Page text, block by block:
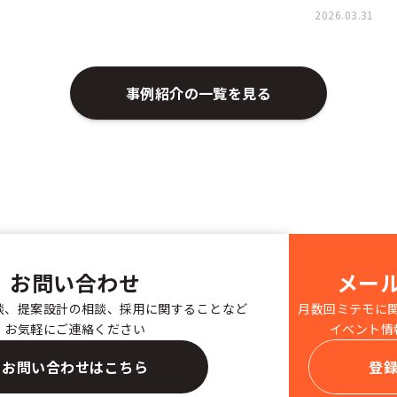
2026.03.31
事例紹介の一覧を見る
お問い合わせ
提案設計の相談、採用に関することなど
お気軽にご連絡ください
お問い合わせはこちら
メー
月数回ミテモに
イベント
登